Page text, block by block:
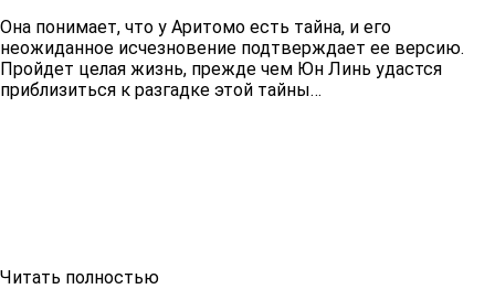
Она понимает, что у Аритомо есть тайна, и его
неожиданное исчезновение подтверждает ее версию.
Пройдет целая жизнь, прежде чем Юн Линь удастся
приблизиться к разгадке этой тайны…
Читать полностью